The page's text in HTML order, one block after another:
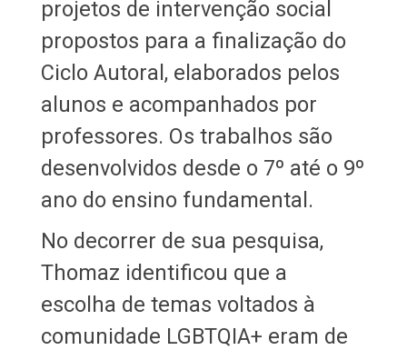
projetos de intervenção social
propostos para a finalização do
Ciclo Autoral, elaborados pelos
alunos e acompanhados por
professores. Os trabalhos são
desenvolvidos desde o 7º até o 9º
ano do ensino fundamental.
No decorrer de sua pesquisa,
Thomaz identificou que a
escolha de temas voltados à
comunidade LGBTQIA+ eram de